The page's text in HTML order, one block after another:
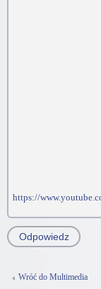
https://
Odpowiedz
Wróć do Multimedia